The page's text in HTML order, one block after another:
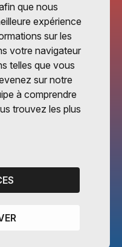
que nous
expérience
sur les
votre navigateur
telles que vous
sur notre
à comprendre
trouvez les plus